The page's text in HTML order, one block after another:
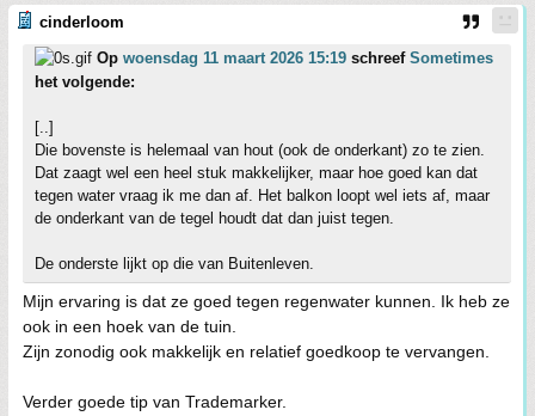
cinderloom
Op woensdag 11 maart 2026 15:19 schreef Sometimes
het volgende:
[..]
Die bovenste is helemaal van hout (ook de onderkant) zo te zien.
Dat zaagt wel een heel stuk makkelijker, maar hoe goed kan dat
tegen water vraag ik me dan af. Het balkon loopt wel iets af, maar
de onderkant van de tegel houdt dat dan juist tegen.
De onderste lijkt op die van Buitenleven.
Mijn ervaring is dat ze goed tegen regenwater kunnen. Ik heb ze
ook in een hoek van de tuin.
Zijn zonodig ook makkelijk en relatief goedkoop te vervangen.
Verder goede tip van Trademarker.